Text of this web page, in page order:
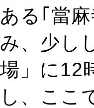
ある｢當
み、少し
場」に12
し、ここ